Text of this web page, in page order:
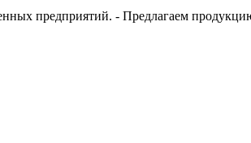
предприятий. - Предлагаем